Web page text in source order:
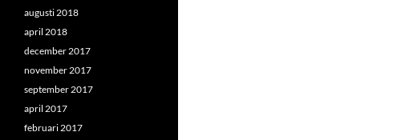
augusti 2018
april 2018
december 2017
november 2017
september 2017
april 2017
februari 2017